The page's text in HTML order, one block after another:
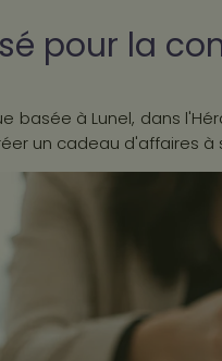
pour la
à Lunel, dans
un cadeau d'affaires à